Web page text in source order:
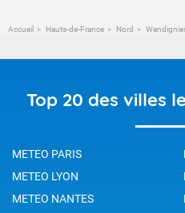
Accueil Hauts-de-France Nord
Top 20 des villes
METEO PARIS
METEO LYON
METEO NANTES